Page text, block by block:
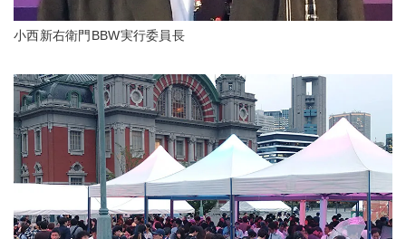
小西新右衛門BBW実行委員長